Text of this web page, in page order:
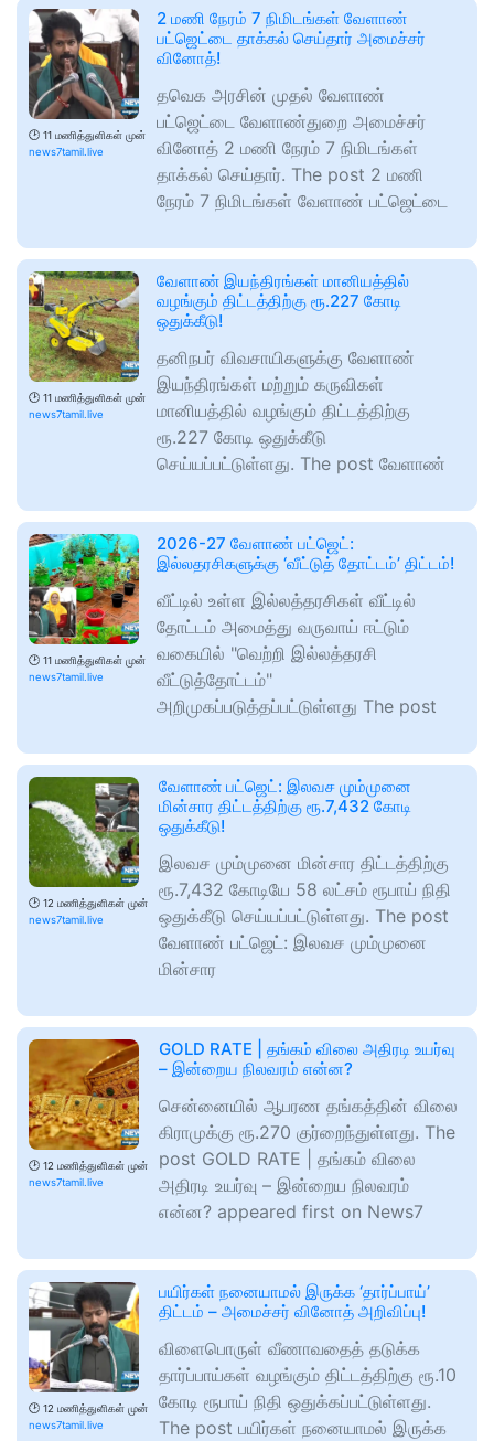
🕑 11 மணித்துளிகள் முன்
news7tamil.live
2 மணி நேரம் 7 நிமிடங்கள் வேளாண்
பட்ஜெட்டை தாக்கல் செய்தார் அமைச்சர்
வினோத்!
தவெக அரசின் முதல் வேளாண்
பட்ஜெட்டை வேளாண்துறை அமைச்சர்
வினோத் 2 மணி நேரம் 7 நிமிடங்கள்
தாக்கல் செய்தார். The post 2 மணி
நேரம் 7 நிமிடங்கள் வேளாண் பட்ஜெட்டை
🕑 11 மணித்துளிகள் முன்
news7tamil.live
வேளாண் இயந்திரங்கள் மானியத்தில்
வழங்கும் திட்டத்திற்கு ரூ.227 கோடி
ஒதுக்கீடு!
தனிநபர் விவசாயிகளுக்கு வேளாண்
இயந்திரங்கள் மற்றும் கருவிகள்
மானியத்தில் வழங்கும் திட்டத்திற்கு
ரூ.227 கோடி ஒதுக்கீடு
செய்யப்பட்டுள்ளது. The post வேளாண்
🕑 11 மணித்துளிகள் முன்
news7tamil.live
2026-27 வேளாண் பட்ஜெட்:
இல்லதரசிகளுக்கு ‘வீட்டுத் தோட்டம்’ திட்டம்!
வீட்டில் உள்ள இல்லத்தரசிகள் வீட்டில்
தோட்டம் அமைத்து வருவாய் ஈட்டும்
வகையில் "வெற்றி இல்லத்தரசி
வீட்டுத்தோட்டம்"
அறிமுகப்படுத்தப்பட்டுள்ளது The post
🕑 12 மணித்துளிகள் முன்
news7tamil.live
வேளாண் பட்ஜெட்: இலவச மும்முனை
மின்சார திட்டத்திற்கு ரூ.7,432 கோடி
ஒதுக்கீடு!
இலவச மும்முனை மின்சார திட்டத்திற்கு
ரூ.7,432 கோடியே 58 லட்சம் ரூபாய் நிதி
ஒதுக்கீடு செய்யப்பட்டுள்ளது. The post
வேளாண் பட்ஜெட்: இலவச மும்முனை
மின்சார
🕑 12 மணித்துளிகள் முன்
news7tamil.live
GOLD RATE | தங்கம் விலை அதிரடி உயர்வு
– இன்றைய நிலவரம் என்ன?
சென்னையில் ஆபரண தங்கத்தின் விலை
கிராமுக்கு ரூ.270 குர்றைந்துள்ளது. The
post GOLD RATE | தங்கம் விலை
அதிரடி உயர்வு – இன்றைய நிலவரம்
என்ன? appeared first on News7
🕑 12 மணித்துளிகள் முன்
news7tamil.live
பயிர்கள் நனையாமல் இருக்க ‘தார்ப்பாய்’
திட்டம் – அமைச்சர் வினோத் அறிவிப்பு!
விளைபொருள் வீணாவதைத் தடுக்க
தார்ப்பாய்கள் வழங்கும் திட்டத்திற்கு ரூ.10
கோடி ரூபாய் நிதி ஒதுக்கப்பட்டுள்ளது.
The post பயிர்கள் நனையாமல் இருக்க